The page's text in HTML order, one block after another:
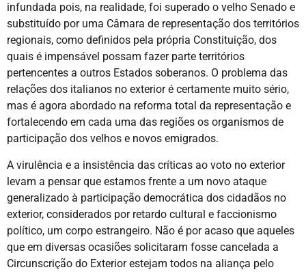
infundada pois, na realidade, foi superado o velho Senado e
substituído por uma Câmara de representação dos territórios
regionais, como definidos pela própria Constituição, dos
quais é impensável possam fazer parte territórios
pertencentes a outros Estados soberanos. O problema das
relações dos italianos no exterior é certamente muito sério,
mas é agora abordado na reforma total da representação e
fortalecendo em cada uma das regiões os organismos de
participação dos velhos e novos emigrados.
A virulência e a insistência das críticas ao voto no exterior
levam a pensar que estamos frente a um novo ataque
generalizado à participação democrática dos cidadãos no
exterior, considerados por retardo cultural e faccionismo
político, um corpo estrangeiro. Não é por acaso que aqueles
que em diversas ocasiões solicitaram fosse cancelada a
Circunscrição do Exterior estejam todos na aliança pelo